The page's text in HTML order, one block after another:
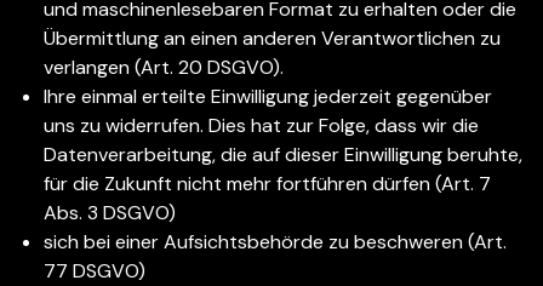
und maschinenlesebaren Format zu erhalten oder die
Übermittlung an einen anderen Verantwortlichen zu
verlangen (Art. 20 DSGVO).
Ihre einmal erteilte Einwilligung jederzeit gegenüber
uns zu widerrufen. Dies hat zur Folge, dass wir die
Datenverarbeitung, die auf dieser Einwilligung beruhte,
für die Zukunft nicht mehr fortführen dürfen (Art. 7
Abs. 3 DSGVO)
sich bei einer Aufsichtsbehörde zu beschweren (Art.
77 DSGVO)